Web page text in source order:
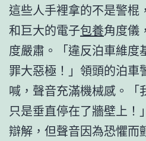
這些人手裡拿的不是警棍
和巨大的電子包養角度儀
度嚴肅。「違反泊車維度
罪大惡極！」領頭的泊車
喊，聲音充滿機械感。「
只是垂直停在了牆壁上！
辯解，但聲音因為恐懼而